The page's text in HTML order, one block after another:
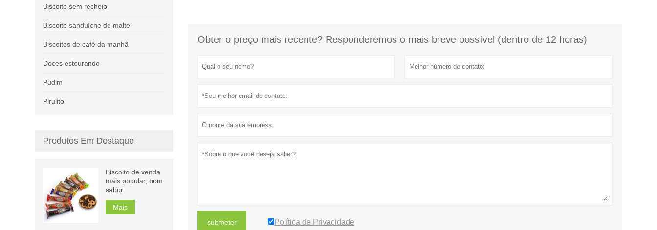
Obter o preço mais recente? Responderemos o mais breve possível (dentro de 12 horas)
submeter Política de Privacidade
Biscoito sem recheio
Biscoito sanduíche de malte
Biscoitos de café da manhã
Doces estourando
Pudim
Pirulito
Produtos Em Destaque
Biscoito de venda
mais popular, bom
sabor
Mais